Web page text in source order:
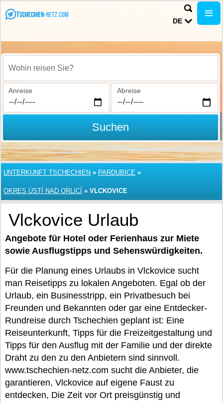
DE
Wohin reisen Sie?
Anreise Abreise
Suchen
UNTERKUNFT TSCHECHIEN » PARDUBICE »
OKRES ÚSTÍ NAD ORLICÍ » VLCKOVICE
Vlckovice Urlaub
Angebote für Hotel oder Ferienhaus zur Miete
sowie Ausflugstipps und Sehenswürdigkeiten.
Für die Planung eines Urlaubs in Vlckovice sucht
man Reisetipps zu lokalen Angeboten. Egal ob der
Urlaub, ein Businesstripp, ein Privatbesuch bei
Freunden und Bekannten oder gar eine Entdecker-
Rundreise durch Tschechien geplant ist: Eine
Reiseunterkunft, Tipps für die Freizeitgestaltung und
Tipps für den Ausflug mit der Familie und der direkte
Draht zu den zu den Anbietern sind sinnvoll.
www.tschechien-netz.com sucht die Anbieter, die
garantieren, Vlckovice auf eigene Faust zu
entdecken, Die Zeit vor Ort preisgünstig und